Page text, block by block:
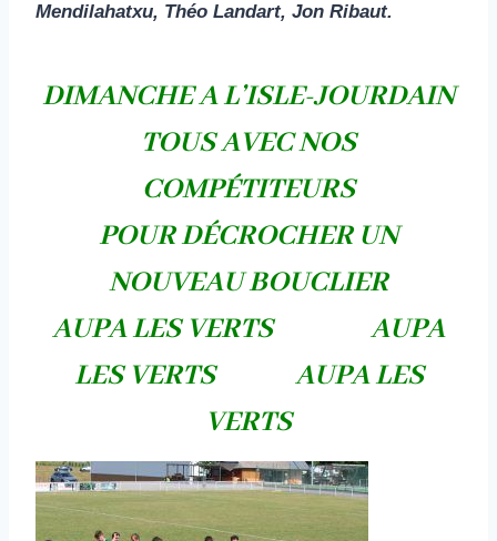
Mendilahatxu, Théo Landart, Jon Ribaut.
DIMANCHE A L’ISLE-JOURDAIN
TOUS AVEC NOS
COMPÉTITEURS
POUR DÉCROCHER UN
NOUVEAU BOUCLIER
AUPA LES VERTS AUPA
LES VERTS AUPA LES
VERTS